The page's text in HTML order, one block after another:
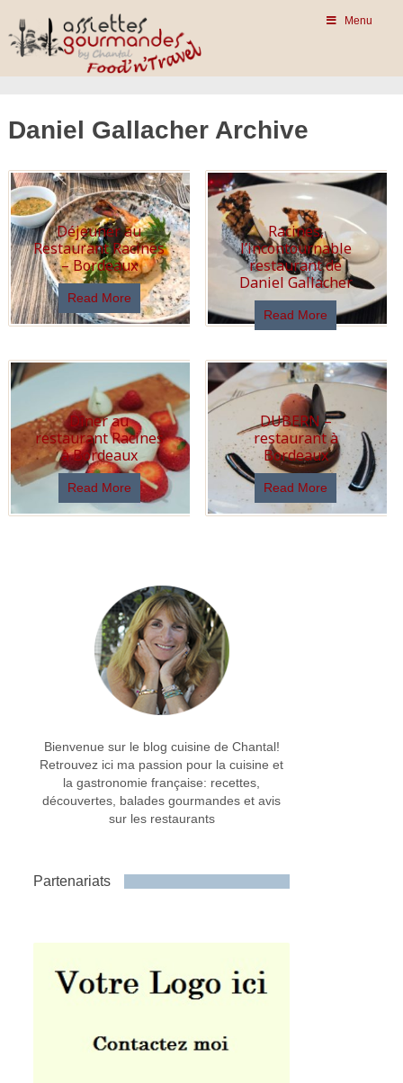
Menu
Daniel Gallacher Archive
Déjeuner au
Restaurant Racines
– Bordeaux
Read More
Racines,
l’incontournable
restaurant de
Daniel Gallacher
Read More
Dîner au
restaurant Racines
à Bordeaux
Read More
DUBERN –
restaurant à
Bordeaux
Read More
Bienvenue sur le blog cuisine de Chantal!
Retrouvez ici ma passion pour la cuisine et
la gastronomie française: recettes,
découvertes, balades gourmandes et avis
sur les restaurants
Partenariats